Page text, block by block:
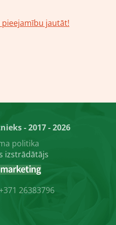
pieejamību jautāt!
- 2017 - 2026
politika
izstrādātājs
+371 26383796